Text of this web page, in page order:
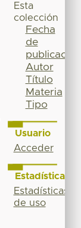
Esta
colección
Fecha
de
publicación
Autor
Título
Materia
Tipo
Usuario
Acceder
Estadísticas
Estadísticas
de uso